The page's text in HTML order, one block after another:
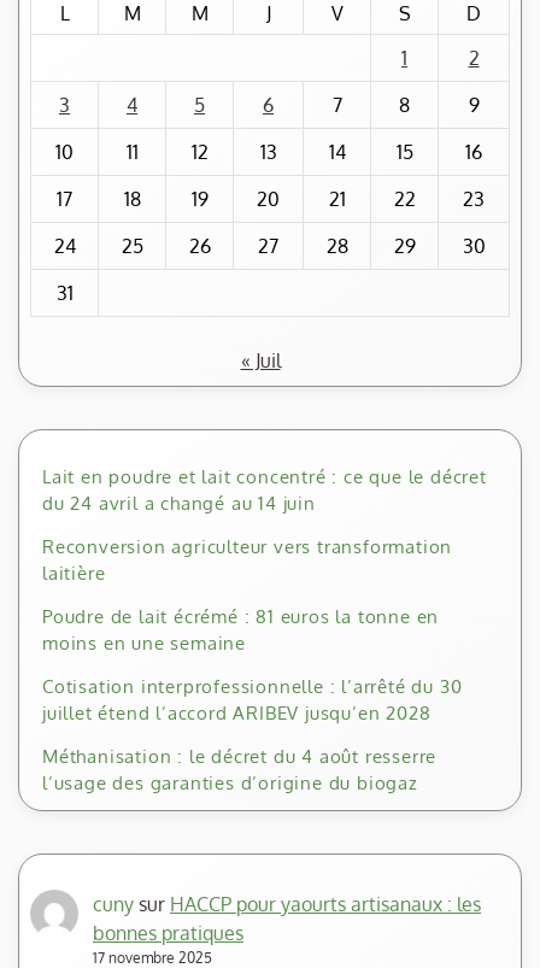
L M M J V S
D
1
2
3
4 5 6 7 8
9
10
11 12 13 14 15
16
17
18 19 20 21 22
23
24
25 26 27 28 29
30
31
« Juil
Lait en poudre et lait concentré : ce que le décret
du 24 avril a changé au 14 juin
Reconversion agriculteur vers transformation
laitière
Poudre de lait écrémé : 81 euros la tonne en
moins en une semaine
Cotisation interprofessionnelle : l’arrêté du 30
juillet étend l’accord ARIBEV jusqu’en 2028
Méthanisation : le décret du 4 août resserre
l’usage des garanties d’origine du biogaz
cuny sur HACCP pour yaourts artisanaux : les
bonnes pratiques
17 novembre 2025